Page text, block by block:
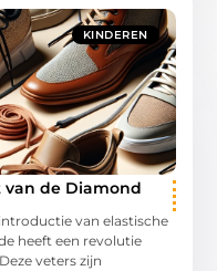
KINDEREN
van de Diamond
van elastische
heeft een revolutie
veters zijn